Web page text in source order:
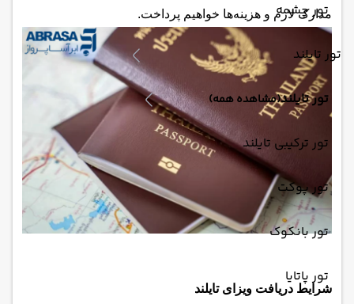
تور چشمه
تور تایلند
تور تایلند(مشاهده همه)
تور ترکیبی تایلند
تور پوکت
تور بانکوک
تور پاتایا
مدارک لازم و هزینه‌ها خواهیم پرداخت.
شرایط دریافت ویزای تایلند